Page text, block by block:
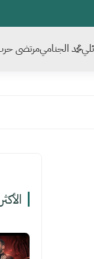
محمد الجناميمرتضى